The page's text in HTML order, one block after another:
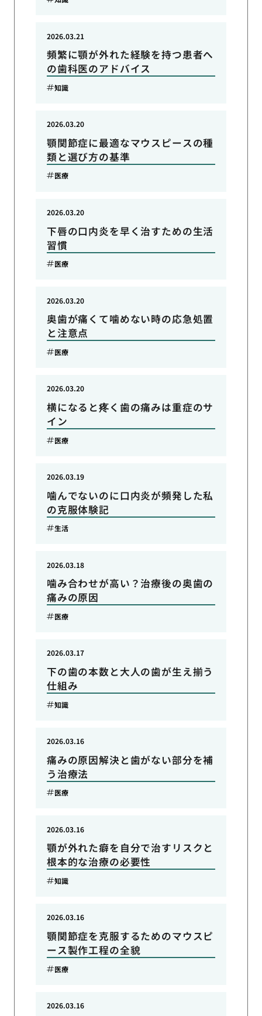
頻繁に顎が外れた経験を持つ患者へ
の歯科医のアドバイス
2026.03.21
知識
顎関節症に最適なマウスピースの種
類と選び方の基準
2026.03.20
医療
下唇の口内炎を早く治すための生活
習慣
2026.03.20
医療
奥歯が痛くて噛めない時の応急処置
と注意点
2026.03.20
医療
横になると疼く歯の痛みは重症のサ
イン
2026.03.20
医療
噛んでないのに口内炎が頻発した私
の克服体験記
2026.03.19
生活
噛み合わせが高い？治療後の奥歯の
痛みの原因
2026.03.18
医療
下の歯の本数と大人の歯が生え揃う
仕組み
2026.03.17
知識
痛みの原因解決と歯がない部分を補
う治療法
2026.03.16
医療
顎が外れた癖を自分で治すリスクと
根本的な治療の必要性
2026.03.16
知識
顎関節症を克服するためのマウスピ
ース製作工程の全貌
2026.03.16
医療
2026.03.16